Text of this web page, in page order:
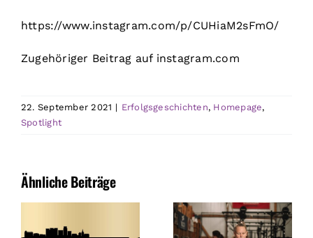
https://www.instagram.com/p/CUHiaM2sFmO/
Zugehöriger Beitrag auf instagram.com
22. September 2021 | Erfolgsgeschichten, Homepage,
Spotlight
Ähnliche Beiträge